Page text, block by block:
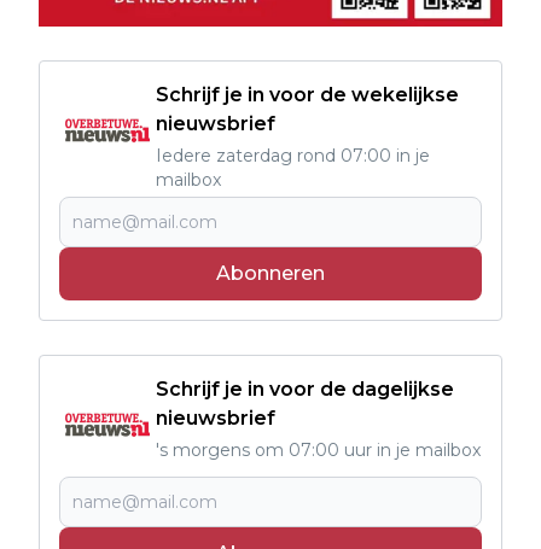
Schrijf je in voor de wekelijkse
nieuwsbrief
Iedere zaterdag rond 07:00 in je
mailbox
Abonneren
Schrijf je in voor de dagelijkse
nieuwsbrief
's morgens om 07:00 uur in je mailbox